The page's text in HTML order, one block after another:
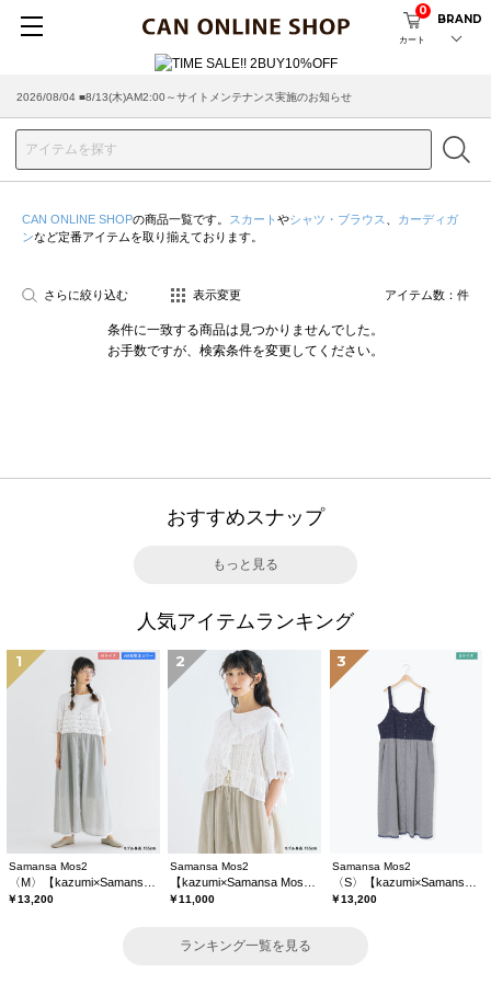
カート
0
BRAND
2026/08/04 ■8/13(木)AM2:00～サイトメンテナンス実施のお知らせ
CAN ONLINE SHOPの商品一覧です。 スカート やシャツ・ブラウス
カーディガ
ンなど定番アイテムを取り揃えております。
さらに絞り込む 表示変更 アイテム数： 件
条件に一致する商品は見つかりませんでした。
お手数ですが、検索条件を変更してください。
おすすめスナップ
もっと見る
人気アイテムランキング
1
Samansa Mos2
￥13,200
2
Samansa Mos2
￥11,000
3
Samansa Mos2
￥13,200
ランキング一覧を見る